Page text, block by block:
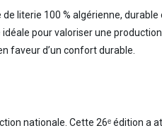
literie 100 % algérienne, durable
pour valoriser une
faveur d’un confort durable.
nationale. Cette 26ᵉ édition a